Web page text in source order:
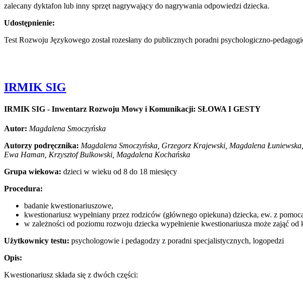
zalecany dyktafon lub inny sprzęt nagrywający do nagrywania odpowiedzi dziecka.
Udostępnienie:
Test Rozwoju Językowego został rozesłany do publicznych poradni psychologiczno-
IRMIK SIG
IRMIK SIG - Inwentarz Rozwoju Mowy i Komunikacji: SŁOWA I GESTY
Autor: Magdalena Smoczyńska
Autorzy podręcznika: Magdalena Smoczyńska, Grzegorz Krajewski, Magdalena Łuniewska,
Ewa Haman, Krzysztof Bulkowski, Magdalena Kochańska
Grupa wiekowa: dzieci w wieku od 8 do 18 miesięcy
Procedura:
badanie kwestionariuszowe,
kwestionariusz wypełniany przez rodziców (głównego opiekuna) dziecka, ew. z
w zależności od poziomu rozwoju dziecka wypełnienie kwestionariusza może zająć
Użytkownicy testu: psychologowie i pedagodzy z poradni specjalistycznych, logopedzi
Opis:
Kwestionariusz składa się z dwóch części: